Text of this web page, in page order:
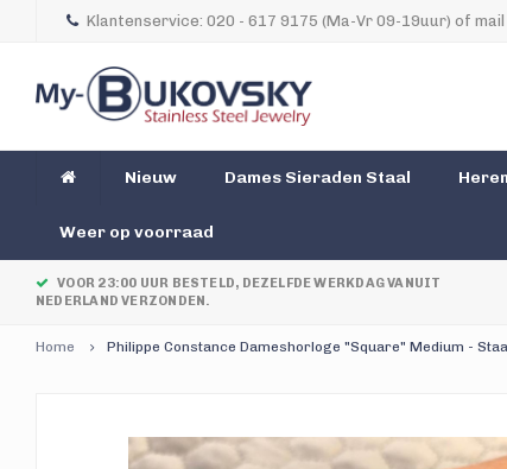
Klantenservice: 020 - 617 9175 (Ma-Vr 09-19uur) of mail
Nieuw Dames Sieraden Staal
Weer op voorraad
VOOR 23:00 UUR BESTELD, DEZELFDE WERKDAG VANUIT
NEDERLAND VERZONDEN.
Home Philippe Constance Dameshorloge "Square" Medium -